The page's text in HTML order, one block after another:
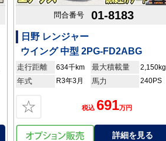
問合番号 01-8183
日野 レンジャー
ウイング 中型 2PG-FD2ABG
走行距離 634千km 最大積載量 2,150kg
年式 R3年3月 馬力 240PS
☆ 税込 691万円
詳細を見る